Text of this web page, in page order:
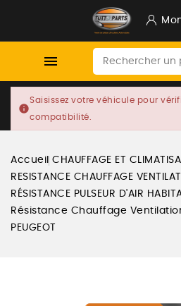

info
Saisissez votre véhicule pour
compatibilité.
Accueil CHAUFFAGE ET
RESISTANCE CHAUFFAGE
RÉSISTANCE PULSEUR D'AIR
Résistance Chauffage Ventilation
PEUGEOT